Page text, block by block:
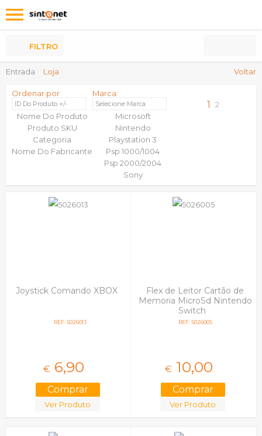
Entrada Loja Voltar
FILTRO
Ordenar por
ID Do Produto +/-
Nome Do Produto
Produto SKU
Categoria
Nome Do Fabricante
Marca:
Selecione Marca
Microsoft
Nintendo
Playstation 3
Psp 1000/1004
Psp 2000/2004
Sony
1 2
Joystick Comando XBOX
REF: 5026013
€ 6,90
Ver Produto
Flex de Leitor Cartão de
Memoria MicroSd Nintendo
Switch
REF: 5026005
€ 10,00
Ver Produto